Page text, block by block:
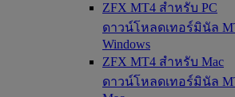
ZFX MT4 สำหรับ PC
ดาวน์โหลดเทอร์มินัล
Windows
ZFX MT4 สำหรับ Mac
ดาวน์โหลดเทอร์มินัล